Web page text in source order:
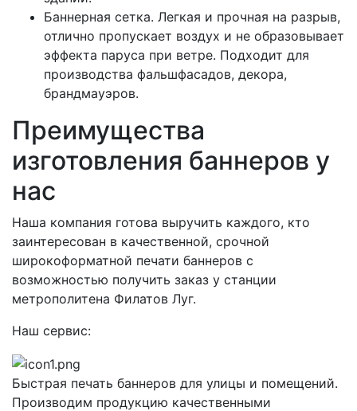
Баннерная сетка. Легкая и прочная на разрыв,
отлично пропускает воздух и не образовывает
эффекта паруса при ветре. Подходит для
производства фальшфасадов, декора,
брандмауэров.
Преимущества
изготовления баннеров у
нас
Наша компания готова выручить каждого, кто
заинтересован в качественной, срочной
широкоформатной печати баннеров с
возможностью получить заказ у станции
метрополитена Филатов Луг.
Наш сервис:
Быстрая печать баннеров для улицы и помещений.
Производим продукцию качественными